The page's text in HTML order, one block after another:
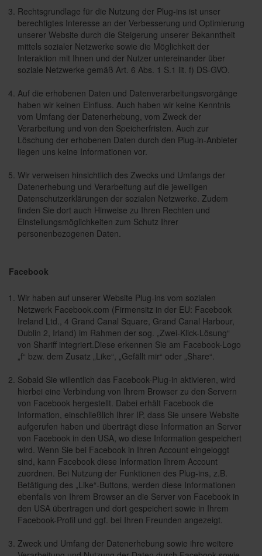
Rechtsgrundlage für die Nutzung der Plug-ins ist unser
berechtigtes Interesse an der Verbesserung und Optimierung
unserer Website durch die Steigerung unserer Bekanntheit
mittels sozialer Netzwerke sowie die Möglichkeit der
Interaktion mit Ihnen und der Nutzer untereinander über
soziale Netzwerke gemäß Art. 6 Abs. 1 S.1 lit. f) DS-GVO.
Auf die erhobenen Daten und Datenverarbeitungsvorgänge
haben wir keinen Einfluss. Auch haben wir keine Kenntnis
vom Umfang der Datenerhebung, vom Zweck der
Verarbeitung und von den Speicherfristen. Auch zur
Löschung der erhobenen Daten durch den Plug-in-Anbieter
liegen uns keine Informationen vor.
Wir verweisen hinsichtlich des Zwecks und Umfangs der
Datenerhebung und Verarbeitung auf die jeweiligen
Datenschutzerklärungen der sozialen Netzwerke. Zudem
finden Sie dort auch Hinweise zu Ihren Rechten und
Einstellungsmöglichkeiten zum Schutz Ihrer
personenbezogenen Daten.
Facebook
Wir haben auf unserer Website Plug-ins vom sozialen
Netzwerk Facebook.com (Firmensitz in der EU: Facebook
Ireland Ltd., 4 Grand Canal Square, Grand Canal Harbour,
Dublin 2, Irland) im Rahmen der sog. „Zwei-Klick-Lösung“
von Shariff integriert.Diese erkennen Sie am Facebook-Logo
„f“ bzw. dem Zusatz „Like“, „Gefällt mir“ oder „Share“.
Sobald Sie willentlich das Facebook-Plug-in aktivieren, wird
hierbei eine Verbindung von Ihrem Browser zu den Servern
von Facebook hergestellt. Dabei erhält Facebook die
Information, einschließlich Ihrer IP, dass Sie unsere Website
aufgerufen haben und überträgt diese Information an Server
von Facebook in den USA, wo diese Information gespeichert
wird. Wenn Sie bei Facebook in Ihren Account eingeloggt
sind, kann Facebook diese Information Ihrem Account
zuordnen. Bei Nutzung der Funktionen des Plug-ins, z.B.
Betätigung des „Like“-Buttons, werden diese Informationen
ebenfalls von Ihrem Browser an die Server von Facebook in
den USA übertragen und dort gespeichert sowie in Ihrem
Facebook-Profil und ggf. bei Ihren Freunden angezeigt.
Zweck und Umfang der Datenerhebung sowie ihre weitere